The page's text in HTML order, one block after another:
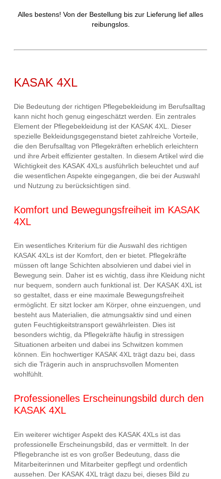
Alles bestens! Von der Bestellung bis zur Lieferung lief alles
reibungslos.
KASAK 4XL
Die Bedeutung der richtigen Pflegebekleidung im Berufsalltag
kann nicht hoch genug eingeschätzt werden. Ein zentrales
Element der Pflegebekleidung ist der KASAK 4XL. Dieser
spezielle Bekleidungsgegenstand bietet zahlreiche Vorteile,
die den Berufsalltag von Pflegekräften erheblich erleichtern
und ihre Arbeit effizienter gestalten. In diesem Artikel wird die
Wichtigkeit des KASAK 4XLs ausführlich beleuchtet und auf
die wesentlichen Aspekte eingegangen, die bei der Auswahl
und Nutzung zu berücksichtigen sind.
Komfort und Bewegungsfreiheit im KASAK
4XL
Ein wesentliches Kriterium für die Auswahl des richtigen
KASAK 4XLs ist der Komfort, den er bietet. Pflegekräfte
müssen oft lange Schichten absolvieren und dabei viel in
Bewegung sein. Daher ist es wichtig, dass ihre Kleidung nicht
nur bequem, sondern auch funktional ist. Der KASAK 4XL ist
so gestaltet, dass er eine maximale Bewegungsfreiheit
ermöglicht. Er sitzt locker am Körper, ohne einzuengen, und
besteht aus Materialien, die atmungsaktiv sind und einen
guten Feuchtigkeitstransport gewährleisten. Dies ist
besonders wichtig, da Pflegekräfte häufig in stressigen
Situationen arbeiten und dabei ins Schwitzen kommen
können. Ein hochwertiger KASAK 4XL trägt dazu bei, dass
sich die Trägerin auch in anspruchsvollen Momenten
wohlfühlt.
Professionelles Erscheinungsbild durch den
KASAK 4XL
Ein weiterer wichtiger Aspekt des KASAK 4XLs ist das
professionelle Erscheinungsbild, das er vermittelt. In der
Pflegebranche ist es von großer Bedeutung, dass die
Mitarbeiterinnen und Mitarbeiter gepflegt und ordentlich
aussehen. Der KASAK 4XL trägt dazu bei, dieses Bild zu